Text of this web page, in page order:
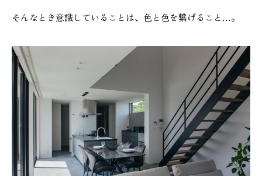
そんなとき意識していることは、色と色を繋げること…。